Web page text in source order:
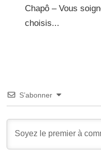
Chapô – Vous
choisis...
S’abonner